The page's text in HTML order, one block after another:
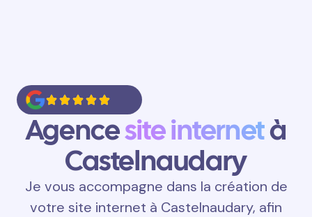
Agencesite internetà
Castelnaudary
Je vous accompagne dans la création de
votre site internet à Castelnaudary, afin